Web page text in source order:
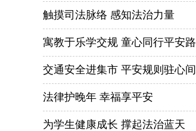
触摸司法脉络 感知法治力量
寓教于乐学交规 童心同行平安路
交通安全进集市 平安规则驻心间
法律护晚年 幸福享平安
为学生健康成长 撑起法治蓝天